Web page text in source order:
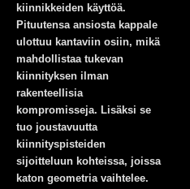
kiinnikkeiden käyttöä.
Pituutensa ansiosta kappale
ulottuu kantaviin osiin, mikä
mahdollistaa tukevan
kiinnityksen ilman
rakenteellisia
kompromisseja. Lisäksi se
tuo joustavuutta
kiinnityspisteiden
sijoitteluun kohteissa, joissa
katon geometria vaihtelee.